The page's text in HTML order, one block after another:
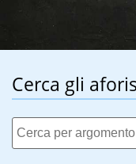
Cerca gli